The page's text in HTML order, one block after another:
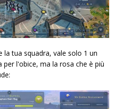
la tua squadra, vale solo 1 un
l'obice, ma la rosa che è più